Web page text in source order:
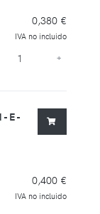
0,380 €
IVA no incluido
+
E-
0,400 €
IVA no incluido